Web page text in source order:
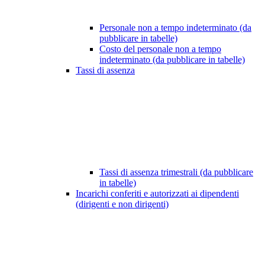
Personale non a tempo indeterminato (da
pubblicare in tabelle)
Costo del personale non a tempo
indeterminato (da pubblicare in tabelle)
Tassi di assenza
Tassi di assenza trimestrali (da pubblicare
in tabelle)
Incarichi conferiti e autorizzati ai dipendenti
(dirigenti e non dirigenti)